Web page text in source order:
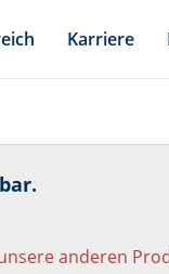
Karriere
anderen